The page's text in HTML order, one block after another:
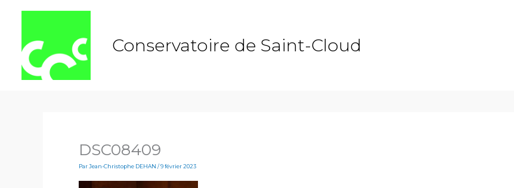
Conservatoire de Saint-Cloud
DSC08409
ParJean-Christophe DEHAN/9 février 2023